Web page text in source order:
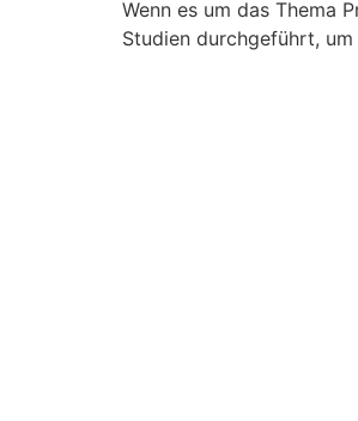
Wenn es um das Thema
Studien durchgeführt,